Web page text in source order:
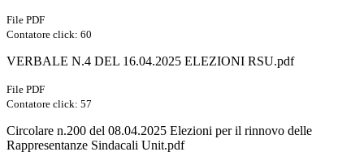
File PDF
Contatore click: 60
VERBALE N.4 DEL 16.04.2025 ELEZIONI RSU.pdf
File PDF
Contatore click: 57
Circolare n.200 del 08.04.2025 Elezioni per il rinnovo delle
Rappresentanze Sindacali Unit.pdf